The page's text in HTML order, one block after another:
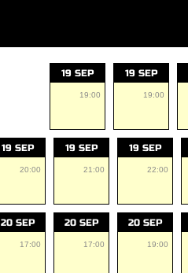
19 SEP
19:00
19 SEP
19:00
19 SEP
20:00
19 SEP
21:00
19 SEP
22:00
20 SEP
17:00
20 SEP
17:00
20 SEP
19:00